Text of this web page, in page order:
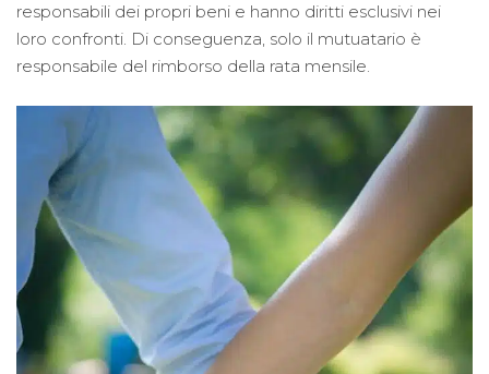
responsabili dei propri beni e hanno diritti esclusivi nei
loro confronti. Di conseguenza, solo il mutuatario è
responsabile del rimborso della rata mensile.